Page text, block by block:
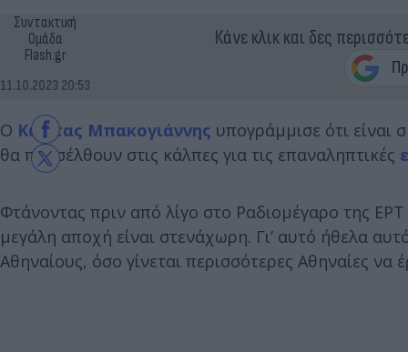
Συντακτική
Ομάδα
Flash.gr
11.10.2023 20:53
Κάνε κλικ και δες
Ο Κώστας Μπακογιάννης υπογράμμισε ότι είναι
θα προσέλθουν στις κάλπες για τις επαναληπτικές
Φτάνοντας πριν από λίγο στο Ραδιομέγαρο της
μεγάλη αποχή είναι στενάχωρη. Γι’ αυτό ήθελα
Αθηναίους, όσο γίνεται περισσότερες Αθηναίες να